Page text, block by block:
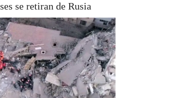
se retiran de Rusia